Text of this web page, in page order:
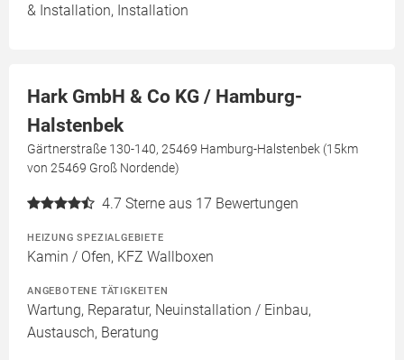
& Installation, Installation
Hark GmbH & Co KG / Hamburg-
Halstenbek
Gärtnerstraße 130-140, 25469 Hamburg-Halstenbek (15km
von 25469 Groß Nordende)
4.7 Sterne aus 17 Bewertungen
HEIZUNG SPEZIALGEBIETE
Kamin / Ofen, KFZ Wallboxen
ANGEBOTENE TÄTIGKEITEN
Wartung, Reparatur, Neuinstallation / Einbau,
Austausch, Beratung